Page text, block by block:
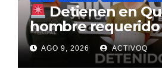
Detienen en
hombre
autoridades de la
México
AGO 9, 2026 ACTIVOQ